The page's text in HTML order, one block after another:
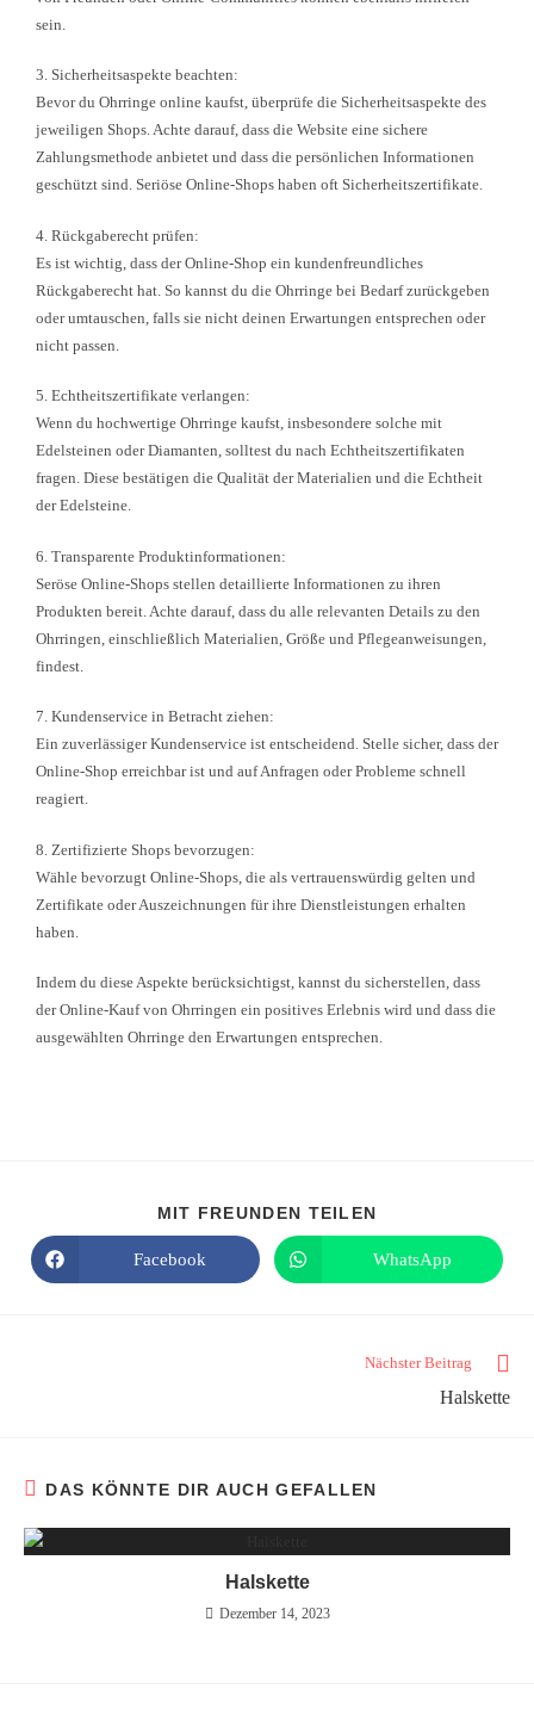
sein.
3. Sicherheitsaspekte beachten:
Bevor du Ohrringe online kaufst, überprüfe die Sicherheitsaspekte des
jeweiligen Shops. Achte darauf, dass die Website eine sichere
Zahlungsmethode anbietet und dass die persönlichen Informationen
geschützt sind. Seriöse Online-Shops haben oft Sicherheitszertifikate.
4. Rückgaberecht prüfen:
Es ist wichtig, dass der Online-Shop ein kundenfreundliches
Rückgaberecht hat. So kannst du die Ohrringe bei Bedarf zurückgeben
oder umtauschen, falls sie nicht deinen Erwartungen entsprechen oder
nicht passen.
5. Echtheitszertifikate verlangen:
Wenn du hochwertige Ohrringe kaufst, insbesondere solche mit
Edelsteinen oder Diamanten, solltest du nach Echtheitszertifikaten
fragen. Diese bestätigen die Qualität der Materialien und die Echtheit
der Edelsteine.
6. Transparente Produktinformationen:
Seröse Online-Shops stellen detaillierte Informationen zu ihren
Produkten bereit. Achte darauf, dass du alle relevanten Details zu den
Ohrringen, einschließlich Materialien, Größe und Pflegeanweisungen,
findest.
7. Kundenservice in Betracht ziehen:
Ein zuverlässiger Kundenservice ist entscheidend. Stelle sicher, dass der
Online-Shop erreichbar ist und auf Anfragen oder Probleme schnell
reagiert.
8. Zertifizierte Shops bevorzugen:
Wähle bevorzugt Online-Shops, die als vertrauenswürdig gelten und
Zertifikate oder Auszeichnungen für ihre Dienstleistungen erhalten
haben.
Indem du diese Aspekte berücksichtigst, kannst du sicherstellen, dass
der Online-Kauf von Ohrringen ein positives Erlebnis wird und dass die
ausgewählten Ohrringe den Erwartungen entsprechen.
MIT FREUNDEN TEILEN
Facebook WhatsApp
Nächster Beitrag
Halskette
DAS KÖNNTE DIR AUCH GEFALLEN
Halskette
Dezember 14, 2023